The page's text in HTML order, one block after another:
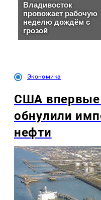
Экономика
США впервые
обнулили
нефти